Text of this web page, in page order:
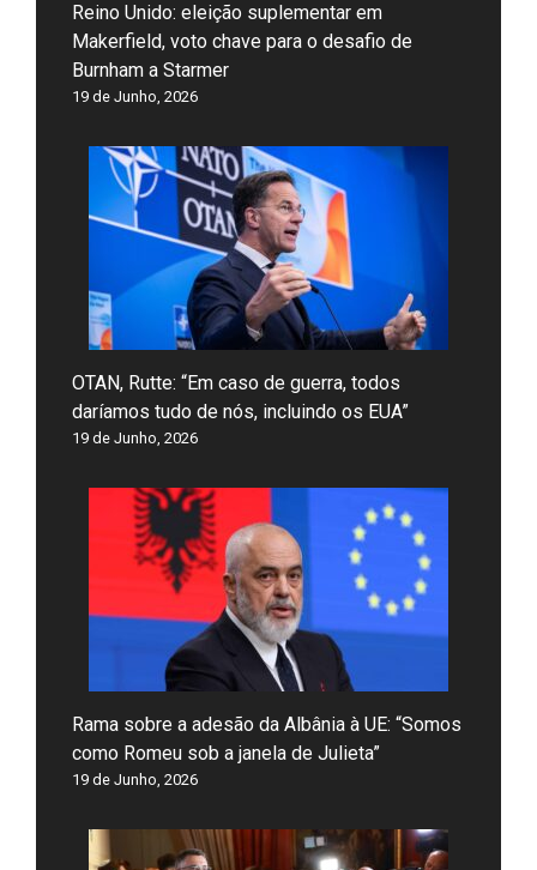
Reino Unido: eleição suplementar em
Makerfield, voto chave para o desafio de
Burnham a Starmer
19 de Junho, 2026
OTAN, Rutte: “Em caso de guerra, todos
daríamos tudo de nós, incluindo os EUA”
19 de Junho, 2026
Rama sobre a adesão da Albânia à UE: “Somos
como Romeu sob a janela de Julieta”
19 de Junho, 2026